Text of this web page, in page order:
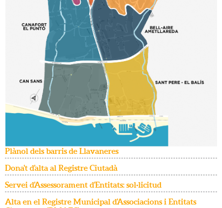
Plànol dels barris de Llavaneres
Dona't d'alta al Registre Ciutadà
Servei d'Assessorament d'Entitats: sol·licitud
Alta en el Registre Municipal d'Associacions i Entitats